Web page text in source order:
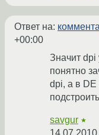
Ответ на:
+00:00
Значит dpi
понятно
dpi, а в
savgur ★